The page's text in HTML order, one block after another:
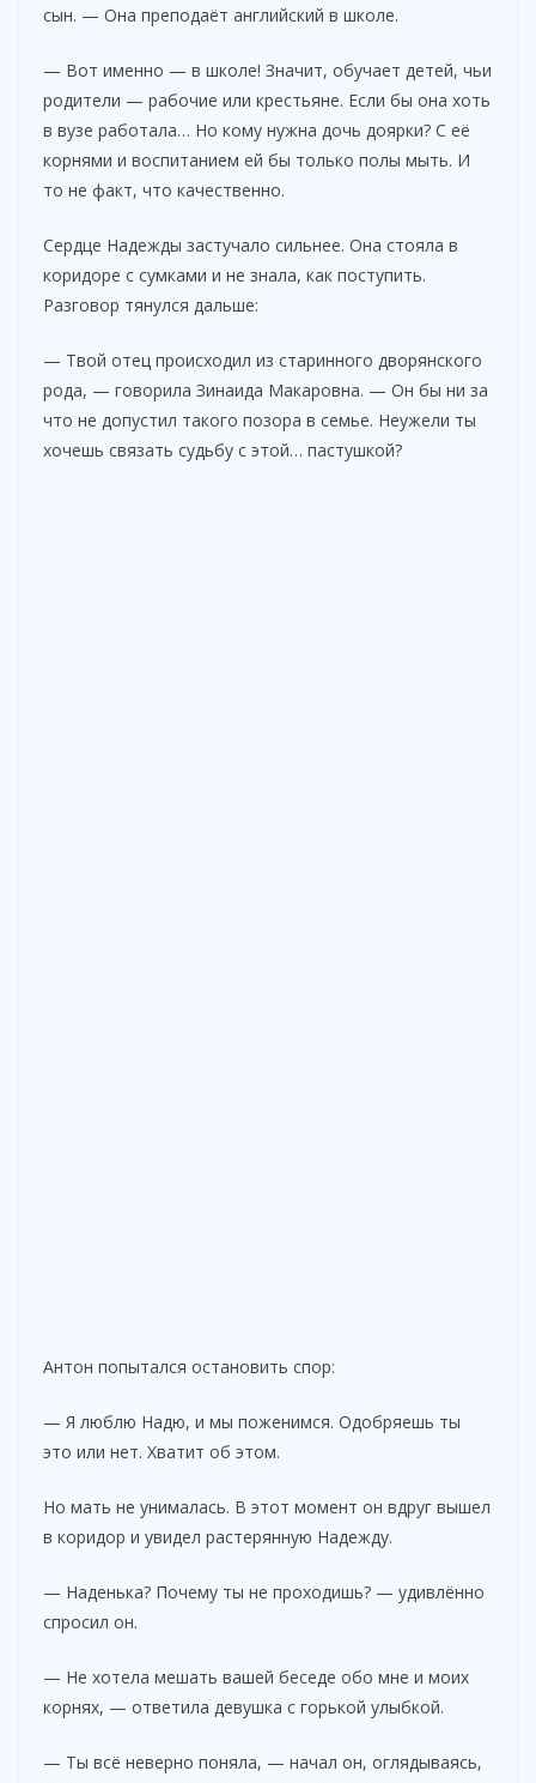
V
i
d
e
o
сын. — Она преподаёт английский в школе.
— Вот именно — в школе! Значит, обучает детей, чьи
родители — рабочие или крестьяне. Если бы она хоть
в вузе работала… Но кому нужна дочь доярки? С её
корнями и воспитанием ей бы только полы мыть. И
то не факт, что качественно.
Сердце Надежды застучало сильнее. Она стояла в
коридоре с сумками и не знала, как поступить.
Разговор тянулся дальше:
— Твой отец происходил из старинного дворянского
рода, — говорила Зинаида Макаровна. — Он бы ни за
что не допустил такого позора в семье. Неужели ты
хочешь связать судьбу с этой… пастушкой?
Антон попытался остановить спор:
— Я люблю Надю, и мы поженимся. Одобряешь ты
это или нет. Хватит об этом.
Но мать не унималась. В этот момент он вдруг вышел
в коридор и увидел растерянную Надежду.
— Наденька? Почему ты не проходишь? — удивлённо
спросил он.
— Не хотела мешать вашей беседе обо мне и моих
корнях, — ответила девушка с горькой улыбкой.
— Ты всё неверно поняла, — начал он, оглядываясь,